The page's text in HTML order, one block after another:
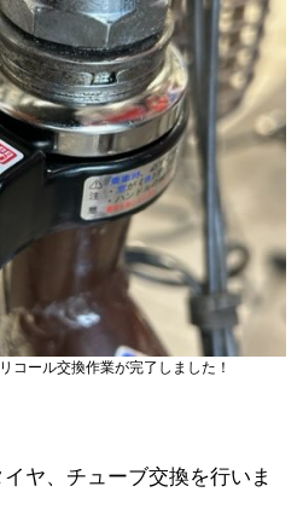
コール交換作業が完了しました！
ヤ、チューブ交換を行いま